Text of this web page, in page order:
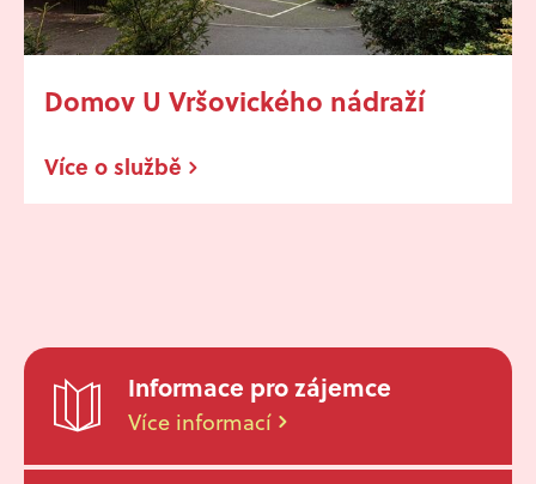
Domov U Vršovického nádraží
Více o službě
Informace pro zájemce
Více informací